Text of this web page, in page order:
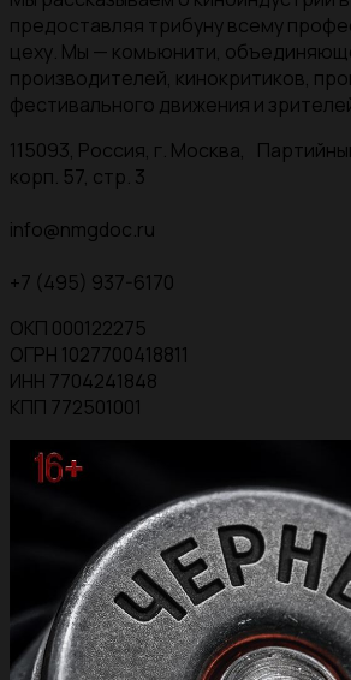
предоставляя трибуну всему
цеху. Мы — комьюнити,
производителей, кинокритиков,
фестивального движения и
115093, Россия, г. Москва,
корп. 57, стр. 3
info@nmgdoc.ru
+7 (495) 937-6170
ОКП 000122275
ОГРН 1027700418811
ИНН 7704241848
КПП 772501001